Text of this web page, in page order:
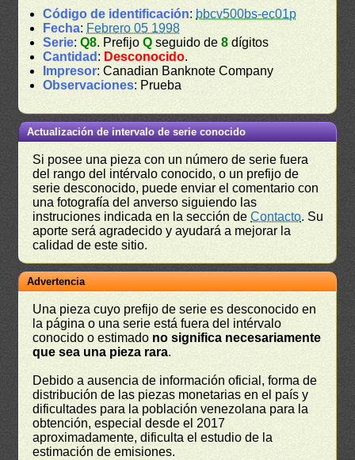
Código de identificación: bbcv500bs-ec01p
Fecha: Febrero 05 1998
Serie:Q8. PrefijoQ seguido de8 dígitos
Cantidad : Desconocido.
Impresor: Canadian Banknote Company
Observaciones: Prueba
Actualización de intervalo de serie conocido
Si posee una pieza con un número de serie fuera
del rango del intérvalo conocido, o un prefijo de
serie desconocido, puede enviar el comentario con
una fotografía del anverso siguiendo las
instruciones indicada en la sección deContacto. Su
aporte será agradecido y ayudará a mejorar la
calidad de este sitio.
Advertencia
Una pieza cuyo prefijo de serie es desconocido en
la página o una serie está fuera del intérvalo
conocido o estimado no significa necesariamente
que sea una pieza rara.
Debido a ausencia de información oficial, forma de
distribución de las piezas monetarias en el país y
dificultades para la población venezolana para la
obtención, especial desde el 2017
aproximadamente, dificulta el estudio de la
estimación de emisiones.